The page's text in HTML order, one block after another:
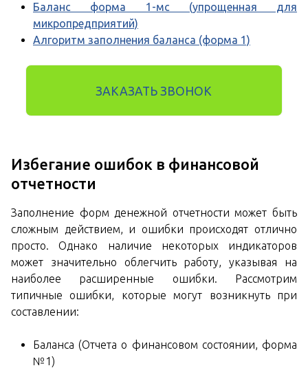
Баланс форма 1-мс (упрощенная для
микропредприятий)
Алгоритм заполнения баланса (форма 1)
ЗАКАЗАТЬ ЗВОНОК
Избегание ошибок в финансовой
отчетности
Заполнение форм денежной отчетности может быть
сложным действием, и ошибки происходят отлично
просто. Однако наличие некоторых индикаторов
может значительно облегчить работу, указывая на
наиболее расширенные ошибки. Рассмотрим
типичные ошибки, которые могут возникнуть при
составлении:
Баланса (Отчета о финансовом состоянии, форма
№1)